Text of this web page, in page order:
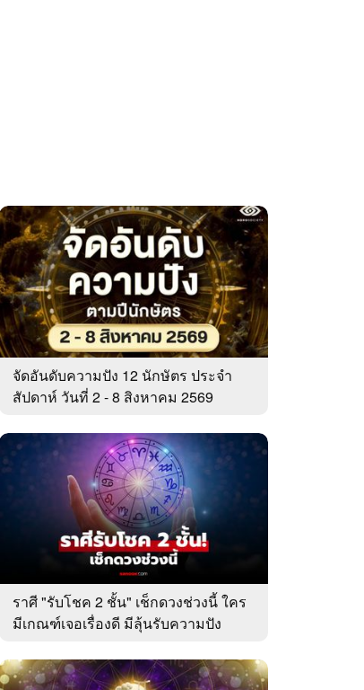
จัดอันดับความปัง 12 นักษัตร ประจำ
สัปดาห์ วันที่ 2 - 8 สิงหาคม 2569
ราศี "รับโชค 2 ชั้น" เช็กดวงช่วงนี้ ใคร
มีเกณฑ์เจอเรื่องดี มีลุ้นรับความปัง